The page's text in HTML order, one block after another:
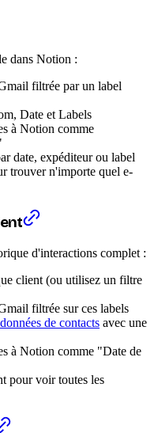
dans Notion :
filtrée par un label
Date et Labels
à Notion comme
date, expéditeur ou label
trouver n'importe quel e-
d'interactions complet :
client (ou utilisez un filtre
filtrée sur ces labels
de contacts avec une
à Notion comme "Date de
pour voir toutes les